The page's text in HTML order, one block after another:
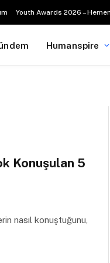
Youth Awards 2026 –
Humanspire
Konuşulan 5
nasıl konuştuğunu,